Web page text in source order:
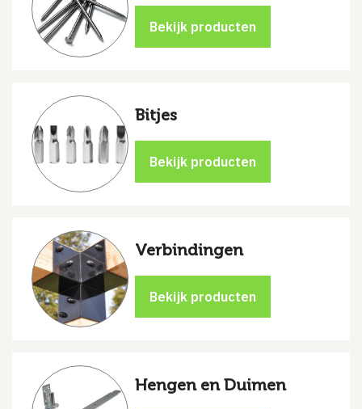
Bitjes
Verbindingen
Hengen en Duimen